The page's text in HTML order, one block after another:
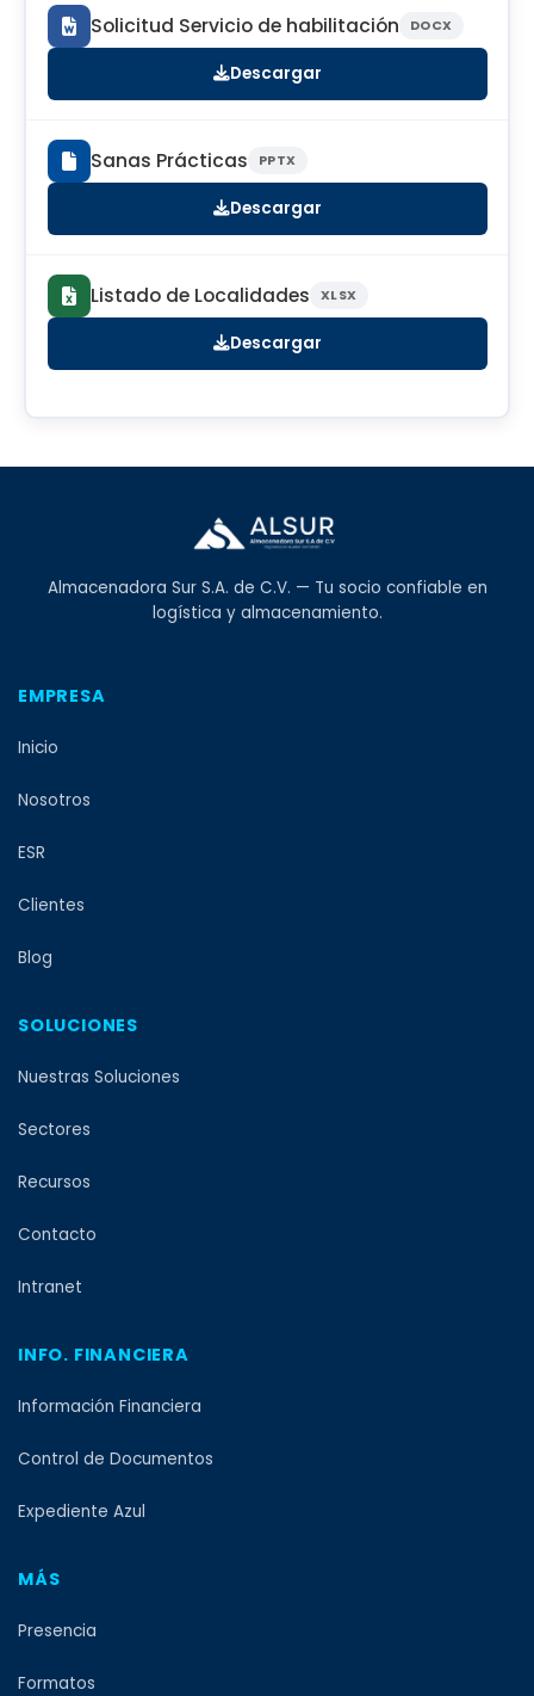
Solicitud Servicio de habilitación DOCX
Descargar
Sanas Prácticas PPTX
Descargar
Listado de Localidades XLSX
Descargar
Almacenadora Sur S.A. de C.V. — Tu socio confiable en
logística y almacenamiento.
EMPRESA
Inicio
Nosotros
ESR
Clientes
Blog
SOLUCIONES
Nuestras Soluciones
Sectores
Recursos
Contacto
Intranet
INFO. FINANCIERA
Información Financiera
Control de Documentos
Expediente Azul
MÁS
Presencia
Formatos